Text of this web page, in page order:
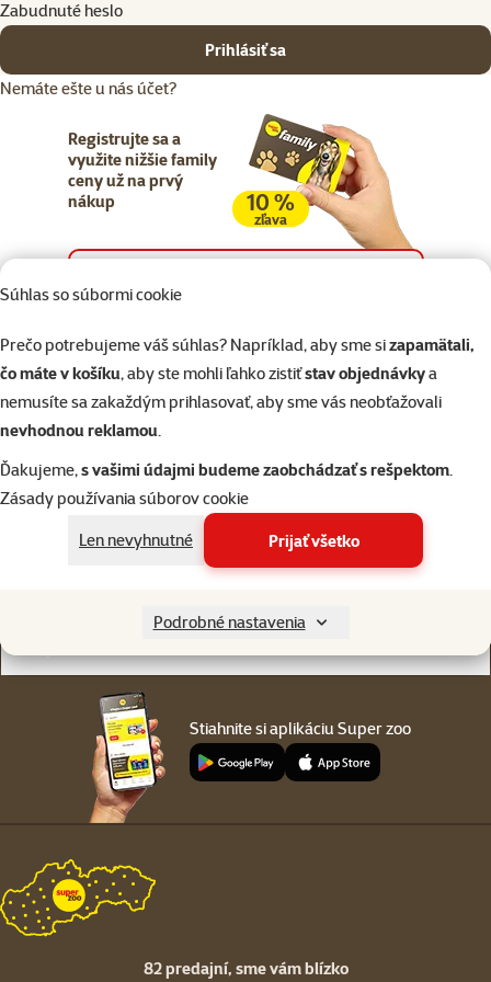
Súhlas so súbormi cookie
Prečo potrebujeme váš súhlas? Napríklad, aby sme sizapamätali,
čo máte v košíku, aby ste mohli ľahko zistiťstav objednávkya
nemusíte sa zakaždým prihlasovať, aby sme vás neobťažovali
nevhodnou reklamou.
Ďakujeme,s vašimi údajmi budeme zaobchádzať s rešpektom.
Zásady používania súborov cookie
Len nevyhnutné
Prijať všetko
Podrobné nastavenia
Zabudnuté heslo
Prihlásiť sa
Nemáte ešte u nás účet?
Registrujte sa a
využite nižšie family
ceny už na prvý
nákup
10 %
zľava
Napíšte nám
eshop@superzoo.sk
02/20570200
Online chat
sme vám blízko
Stiahnite si aplikáciu Super zoo
82 predajní, sme vám blízko